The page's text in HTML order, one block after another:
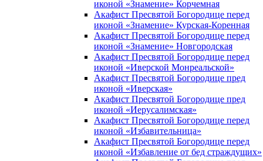
иконой «Знамение» Корчемная
Акафист Пресвятой Богородице перед
иконой «Знамение» Курская-Коренная
Акафист Пресвятой Богородице перед
иконой «Знамение» Новгородская
Акафист Пресвятой Богородице перед
иконой «Иверской Монреальской»
Акафист Пресвятой Богородице пред
иконой «Иверская»
Акафист Пресвятой Богородице пред
иконой «Иерусалимская»
Акафист Пресвятой Богородице перед
иконой «Избавительница»
Акафист Пресвятой Богородице перед
иконой «Избавление от бед страждущих»